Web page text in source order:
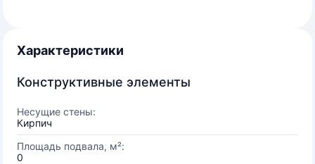
Характеристики
Конструктивные элементы
Несущие стены:
Кирпич
Площадь подвала, м²:
0